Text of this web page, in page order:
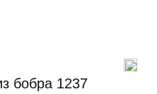
бобра 1237